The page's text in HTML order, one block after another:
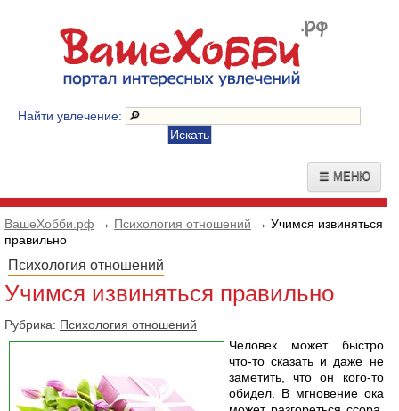
Найти увлечение:
☰ МЕНЮ
ВашеХобби.рф → Психология отношений → Учимся извиняться
правильно
Психология отношений
Учимся извиняться правильно
Рубрика: Психология отношений
Человек может быстро
что-то сказать и даже не
заметить, что он кого-то
обидел. В мгновение ока